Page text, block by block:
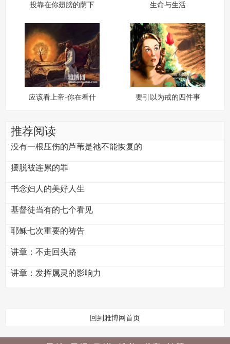
投靠在你翅膀的荫下 生命与生活
应该看上帝-你在看什
要引以为戒的四件事
推荐阅读
没有一根压伤的芦苇是祂不能恢复的
摆脱被连累的罪
书念妇人的美好人生
基督徒当有的七个看见
耶稣七次重要的祷告
讲章：不走回头路
讲章：发挥属灵的影响力
回到雅博网首页